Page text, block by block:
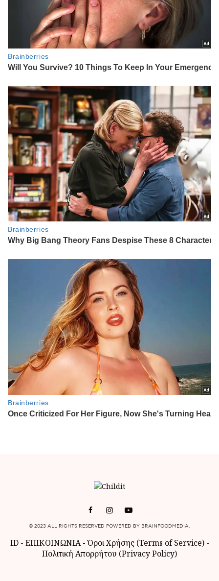
© 2023 ALL RIGHTS RESERVED POWERED BY BRAINFOODMEDIA.
ID- ΕΠΙΚΟΙΝΩΝΙΑ-Όροι Χρήσης (Terms of Service)-
Πολιτική Απορρήτου (Privacy Policy)